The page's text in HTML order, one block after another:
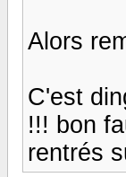
Alors
C'est
!!! bon
rentrés